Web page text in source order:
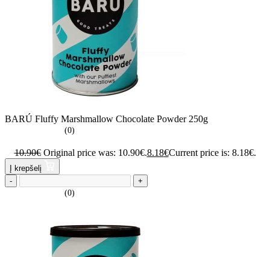
BARÚ Fluffy Marshmallow Chocolate Powder 250g
(0)
10.90€ Original price was: 10.90€.8.18€Current price is: 8.18€.
Į krepšelį
-
+
(0)